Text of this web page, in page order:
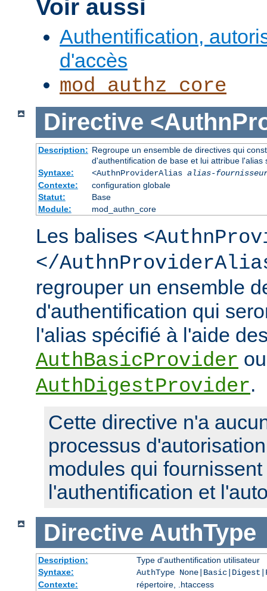
Voir aussi
Authentification,
d'accès
mod_authz_core
Directive
Description: Regroupe un ensemble de directives qui
d'authentification de base et lui attribue l'alias
Syntaxe:
<AuthnProviderAlias alias-
Contexte:
configuration globale
Statut:
Base
Module:
mod_authn_core
Les balises
</
regrouper un ensemble
d'authentification qui
l'alias spécifié à l'aide
AuthBasicProvider ou
AuthDigestProvider.
Cette directive n'a
processus
modules qui
l'authentification et
Directive AuthType
Description:
Type d'authentification utilisateur
Syntaxe:
AuthType
Contexte:
répertoire, .htaccess